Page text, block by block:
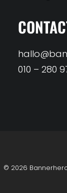
010 – 280
© 2026